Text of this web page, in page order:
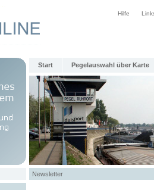
Hilfe
Start Pegelauswahl über Karte
Newsletter